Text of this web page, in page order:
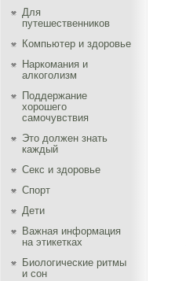
Для
путешественников
Компьютер и здоровье
Наркомания и
алкоголизм
Поддержание
хорошего
самочувствия
Это должен знать
каждый
Секс и здоровье
Спорт
Дети
Важная информация
на этикетках
Биологические ритмы
и сон